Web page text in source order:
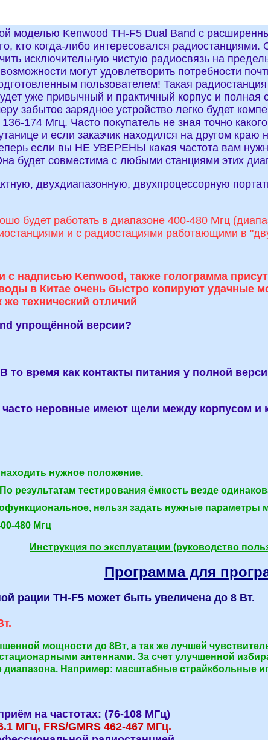
моделью Kenwood TH-F5 Dual Band с
кто когда-либо интересовался
исключительную чистую радиосвязь на
могут удовлетворить потребности
пользователем! Такая
уже привычный и практичный корпус и полная
забытое зарядное устройство легко будет
174 Мгц. Часто покупатель не зная точно
и если заказчик находился на другом
если вы НЕ УВЕРЕНЫ какая частота вам
будет совместима с любыми станциями этих
двухдиапазонную, двухпроцессорную
будет работать в диапазоне 400-480 Мгц
и с радиостациями работающими в
Kenwood, также голограмма
в Китае очень быстро копируют удачные
технический отличий
упрощённой версии?
время как контакты питания у полной
неровные имеют щели между корпусом и
нужное положение.
результатам тестирования ёмкость везде
нельзя задать нужные параметры
480 Мгц
Инструкция по эксплуатации (руководство
Программа для
рации TH-F5 может быть увеличена до 8 Вт.
мощности до 8Вт, а так же лучшей
антеннами. За счет улучшенной
диапазона. Например: масштабные
на частотах: (76-108 МГц)
МГц, FRS/GMRS 462-467 МГц.